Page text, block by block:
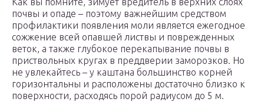
почвы и опаде – поэтому важнейшим средством
профилактики появления моли является ежегодное
сожжение всей опавшей листвы и поврежденных
веток, а также глубокое перекапывание почвы в
приствольных кругах в преддверии заморозков. Но
не увлекайтесь – у каштана большинство корней
горизонтальны и расположены достаточно близко к
поверхности, расходясь порой радиусом до 5 м.